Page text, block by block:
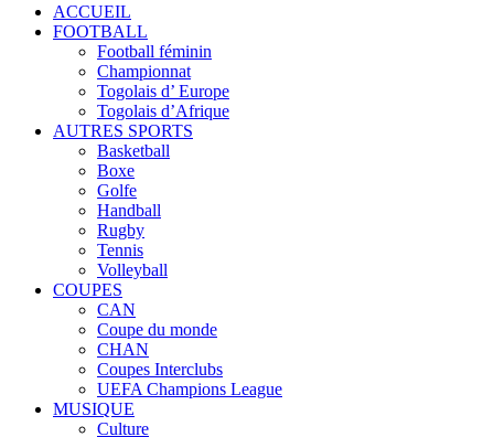
ACCUEIL
FOOTBALL
Football féminin
Championnat
Togolais d’ Europe
Togolais d’Afrique
AUTRES SPORTS
Basketball
Boxe
Golfe
Handball
Rugby
Tennis
Volleyball
COUPES
CAN
Coupe du monde
CHAN
Coupes Interclubs
UEFA Champions League
MUSIQUE
Culture